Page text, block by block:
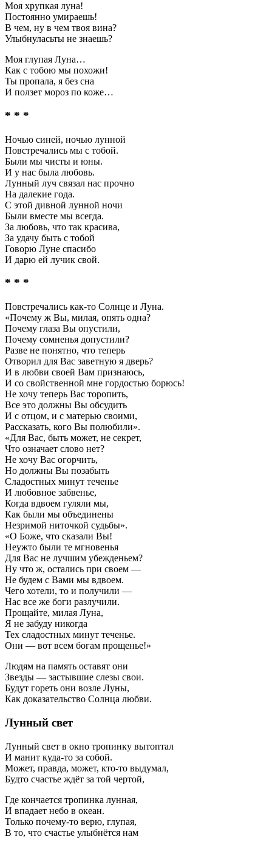
Моя хрупкая луна!
Постоянно умираешь!
В чем, ну в чем твоя вина?
Улыбнуласьты не знаешь?
Моя глупая Луна…
Как с тобою мы похожи!
Ты пропала, я без сна
И ползет мороз по коже…
* * *
Ночью синей, ночью лунной
Повстречались мы с тобой.
Были мы чисты и юны.
И у нас была любовь.
Лунный луч связал нас прочно
На далекие года.
С этой дивной лунной ночи
Были вместе мы всегда.
За любовь, что так красива,
За удачу быть с тобой
Говорю Луне спасибо
И дарю ей лучик свой.
* * *
Повстречались как-то Солнце и Луна.
«Почему ж Вы, милая, опять одна?
Почему глаза Вы опустили,
Почему сомненья допустили?
Разве не понятно, что теперь
Отворил для Вас заветную я дверь?
И в любви своей Вам признаюсь,
И со свойственной мне гордостью борюсь!
Не хочу теперь Вас торопить,
Все это должны Вы обсудить
И с отцом, и с матерью своими,
Рассказать, кого Вы полюбили».
«Для Вас, быть может, не секрет,
Что означает слово нет?
Не хочу Вас огорчить,
Но должны Вы позабыть
Сладостных минут теченье
И любовное забвенье,
Когда вдвоем гуляли мы,
Как были мы объединены
Незримой ниточкой судьбы».
«О Боже, что сказали Вы!
Неужто были те мгновенья
Для Вас не лучшим убежденьем?
Ну что ж, остались при своем —
Не будем с Вами мы вдвоем.
Чего хотели, то и получили —
Нас все же боги разлучили.
Прощайте, милая Луна,
Я не забуду никогда
Тех сладостных минут теченье.
Они — вот всем богам прощенье!»
Людям на память оставят они
Звезды — застывшие слезы свои.
Будут гореть они возле Луны,
Как доказательство Солнца любви.
Лунный свет
Лунный свет в окно тропинку вытоптал
И манит куда-то за собой.
Может, правда, может, кто-то выдумал,
Будто счастье ждёт за той чертой,
Где кончается тропинка лунная,
И впадает небо в океан.
Только почему-то верю, глупая,
В то, что счастье улыбнётся нам